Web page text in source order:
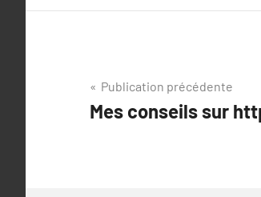
Navigation
de
Publication précédente
Mes conseils sur